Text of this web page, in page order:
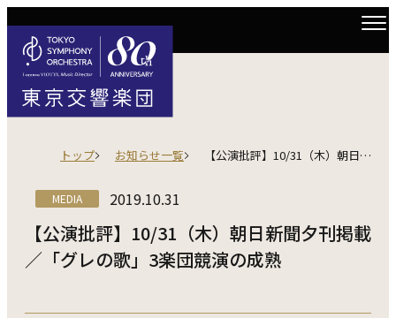
トップ お知らせ一覧 【公演批評】10/31（木）朝日新聞夕刊掲載／「グレの歌」3楽団競演の成熟
MEDIA 2019.10.31
【公演批評】10/31（木）朝日新聞夕刊掲載
／「グレの歌」3楽団競演の成熟